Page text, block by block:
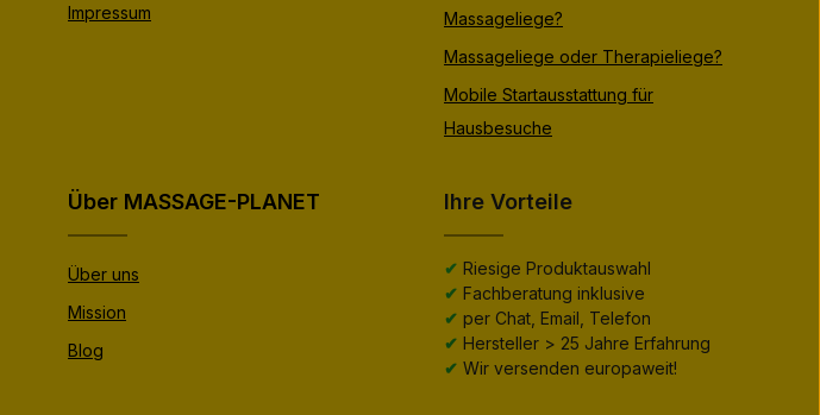
Impressum
Massageliege?
Massageliege oder Therapieliege?
Mobile Startausstattung für
Hausbesuche
Über MASSAGE-PLANET
Über uns
Mission
Blog
Ihre Vorteile
✔ Riesige Produktauswahl
✔ Fachberatung inklusive
✔ per Chat, Email, Telefon
✔ Hersteller > 25 Jahre Erfahrung
✔ Wir versenden europaweit!